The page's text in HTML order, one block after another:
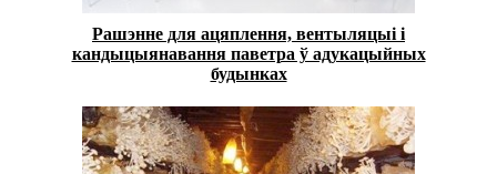
Рашэнне для ацяплення, вентыляцыі і
кандыцыянавання паветра ў адукацыйных
будынках